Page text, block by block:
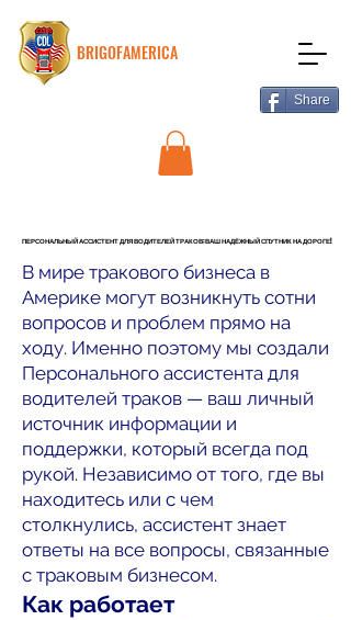
BRIGOFAMERICA
Share
ПЕРСОНАЛЬНЫЙ АССИСТЕНТ ДЛЯ ВОДИТЕЛЕЙ ТРАКОВ: ВАШ НАДЁЖНЫЙ СПУТНИК НА ДОРОГЕ!
ПЕРСОНАЛЬНЫЙ АССИСТЕНТ ДЛЯ ВОДИТЕЛЕЙ ТРАКОВ: ВАШ НАДЁЖНЫЙ СПУТНИК НА ДОРОГЕ!
В мире тракового бизнеса в
Америке могут возникнуть сотни
вопросов и проблем прямо на
ходу. Именно поэтому мы создали
Персонального ассистента для
водителей траков — ваш личный
источник информации и
поддержки, который всегда под
рукой. Независимо от того, где вы
находитесь или с чем
столкнулись, ассистент знает
ответы на все вопросы, связанные
с траковым бизнесом.
Как работает